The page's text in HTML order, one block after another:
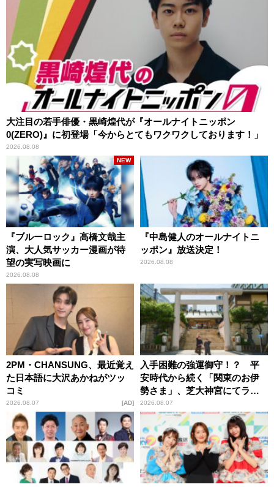
大注目の若手俳優・黒崎煌代が『オールナイトニッポン
0(ZERO)』に初登場「今からとてもワクワクしております！」
2026.08.08
『ブルーロック』高橋文哉主
演、大人気サッカー漫画が待
望の実写映画に
2026.08.08
NEW
『中島健人のオールナイトニ
ッポン』放送決定！
2026.08.08
2PM・CHANSUNG、最近覚え
た日本語に大沢あかねがツッ
コミ
2026.08.07 AD
入手困難の強運御守！？ 平
安時代から続く「関東のお伊
勢さま」、芝大神宮にてラン
パンプスが合格祈願！
2026.08.07